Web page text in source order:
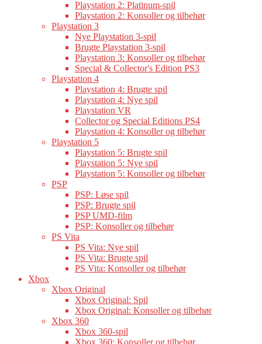
Playstation 2: Platinum-spil
Playstation 2: Konsoller og tilbehør
Playstation 3
Nye Playstation 3-spil
Brugte Playstation 3-spil
Playstation 3: Konsoller og tilbehør
Special & Collector's Edition PS3
Playstation 4
Playstation 4: Brugte spil
Playstation 4: Nye spil
Playstation VR
Collector og Special Editions PS4
Playstation 4: Konsoller og tilbehør
Playstation 5
Playstation 5: Brugte spil
Playstation 5: Nye spil
Playstation 5: Konsoller og tilbehør
PSP
PSP: Løse spil
PSP: Brugte spil
PSP UMD-film
PSP: Konsoller og tilbehør
PS Vita
PS Vita: Nye spil
PS Vita: Brugte spil
PS Vita: Konsoller og tilbehør
Xbox
Xbox Original
Xbox Original: Spil
Xbox Original: Konsoller og tilbehør
Xbox 360
Xbox 360-spil